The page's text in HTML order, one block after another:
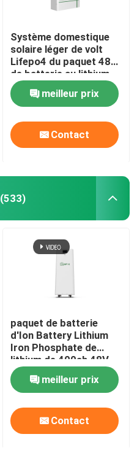
Système domestique
solaire léger de volt
Lifepo4 du paquet 48
de batterie au lithium
de stockage de
l'énergiemeilleur prix
Contact
(533)
paquet de batterie
d'Ion Battery Lithium
Iron Phosphate de
lithium de 400ah 48V
meilleur prix
Contact